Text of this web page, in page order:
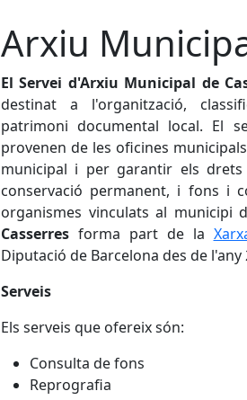
Arxiu
El Servei d'Arxiu Municipal de
destinat a l'organització,
patrimoni documental local. El
provenen de les oficines
municipal i per garantir els
conservació permanent, i fons i
organismes vinculats al municipi
Casserres forma part de la
Diputació de Barcelona des de l'any
Serveis
Els serveis que ofereix són:
Consulta de fons
Reprografia